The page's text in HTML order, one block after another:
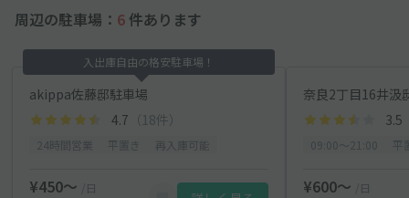
周辺の駐車場： 6 件あります
入出庫自由の格安駐車場！
akippa佐藤邸駐車場
4.7 （18件）
¥450〜
/日
奈良2丁目16井
3.5
¥600〜
/日